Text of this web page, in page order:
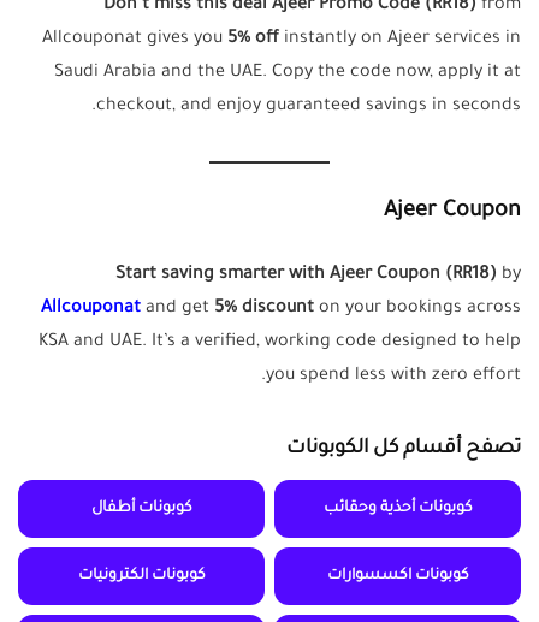
Don’t miss this deal Ajeer Promo Code (RR18) from
Allcouponat gives you 5% off instantly on Ajeer services in
Saudi Arabia and the UAE. Copy the code now, apply it at
checkout, and enjoy guaranteed savings in seconds.
Ajeer Coupon
Start saving smarter with Ajeer Coupon (RR18) by
Allcouponat and get 5% discount on your bookings across
KSA and UAE. It’s a verified, working code designed to help
you spend less with zero effort.
تصفح أقسام كل الكوبونات
كوبونات أحذية وحقائب كوبونات أطفال
كوبونات اكسسوارات كوبونات الكترونيات